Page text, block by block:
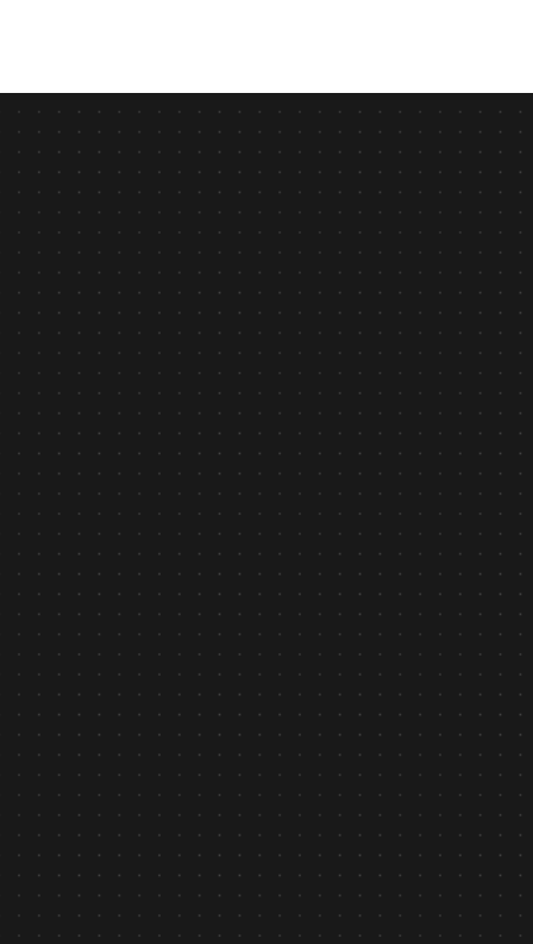
Tin tức February 6, 2026
AI Security asilla - Công nghệ AI nhận diện hành vi
được Chính phủ Nhật Bản ghi nhận
Tìm hiểu